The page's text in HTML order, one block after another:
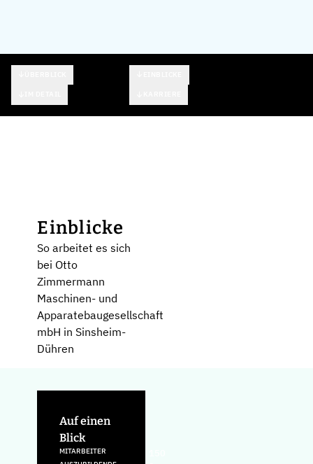
Einblicke
So arbeitet es sich
bei Otto
Zimmermann
Maschinen- und
Apparatebaugesellschaft
mbH in Sinsheim-
Dühren
Auf einen
Blick
MITARBEITER